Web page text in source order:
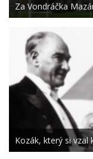
Za Vondráčka
Kozák, který si vzal